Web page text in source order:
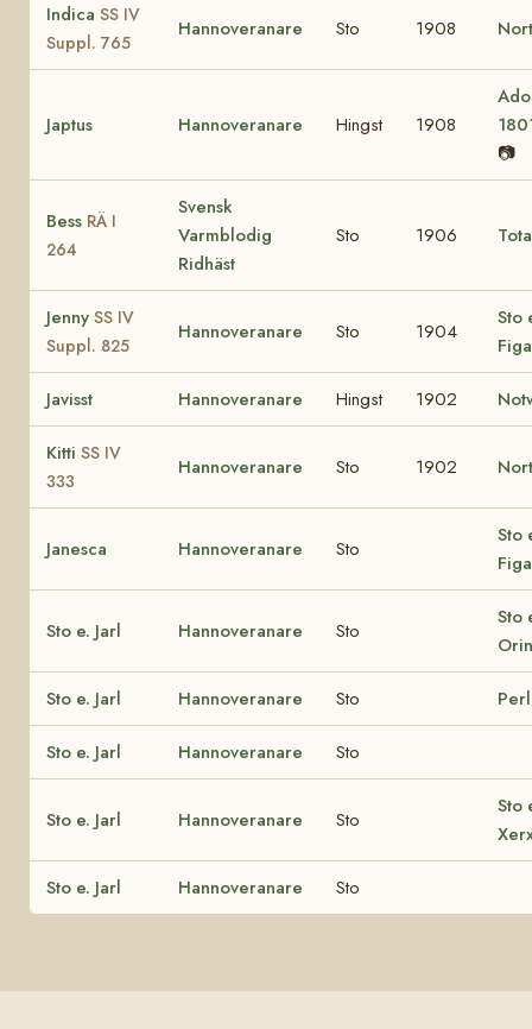
Indica SS IV
Suppl. 765
Hannoveranare Sto 1908
Japtus Hannoveranare Hingst 1908
📷
Bess RÄ I
264
Svensk
Varmblodig
Ridhäst
Sto 1906
Jenny SS IV
Suppl. 825
Hannoveranare Sto 1904
Sto
Javisst Hannoveranare Hingst 1902
Kitti SS IV
333
Hannoveranare Sto 1902
Janesca Hannoveranare Sto
Sto
Sto e. Jarl Hannoveranare Sto
Sto
Sto e. Jarl Hannoveranare Sto
Sto e. Jarl Hannoveranare Sto
Sto e. Jarl Hannoveranare Sto
Sto
Sto e. Jarl Hannoveranare Sto